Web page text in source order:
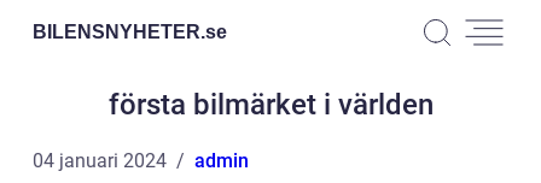
BILENSNYHETER.se
första bilmärket i världen
04 januari 2024 admin